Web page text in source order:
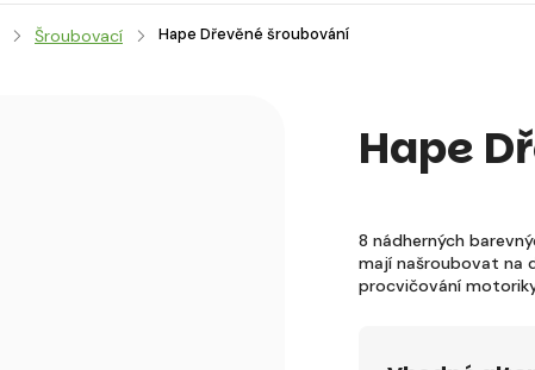
Šroubovací Hape Dřevěné šroubování
Hape
8 nádherných
mají našroubovat na
procvičování